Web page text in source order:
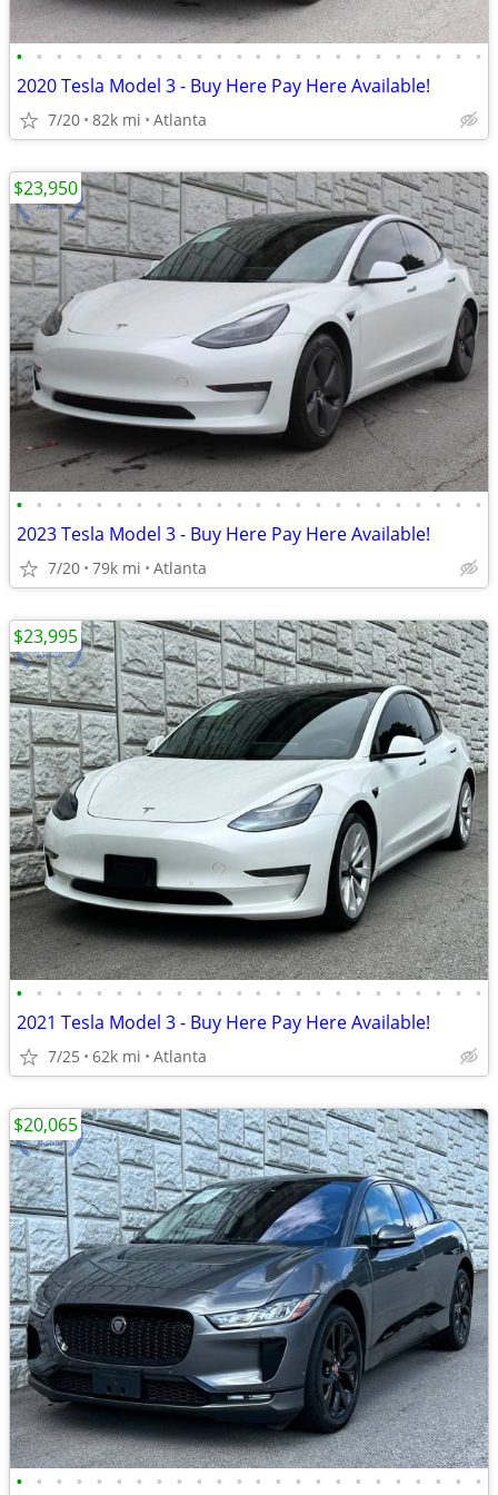
• • • • • • • • • • • • • • • • • • • • • • • •
2020 Tesla Model 3 - Buy Here Pay Here Available!
7/20 82k mi Atlanta
• • • • • • • • • • • • • • • • • • • • • • • •
2023 Tesla Model 3 - Buy Here Pay Here Available!
7/20 79k mi Atlanta
$23,950
• • • • • • • • • • • • • • • • • • • • • • • •
2021 Tesla Model 3 - Buy Here Pay Here Available!
7/25 62k mi Atlanta
$23,995
• • • • • • • • • • • • • • • • • • • • • • • •
$20,065